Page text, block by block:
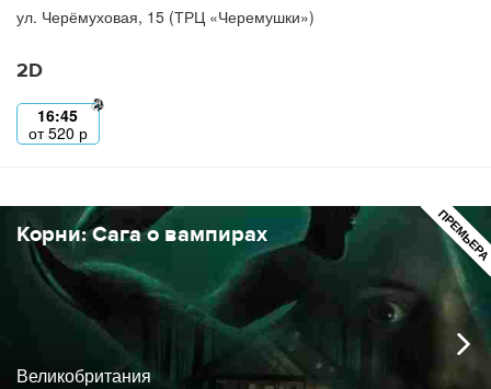
ул. Черёмуховая, 15 (ТРЦ «Черемушки»)
2D
16:45
от520 р
Корни: Сага о вампирах
Великобритания